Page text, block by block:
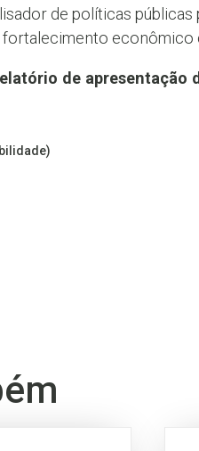
de políticas públicas
econômico
de apresentação